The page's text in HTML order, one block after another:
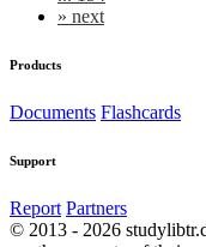
» next
Products
Documents Flashcards
Support
Report Partners
© 2013 - 2026